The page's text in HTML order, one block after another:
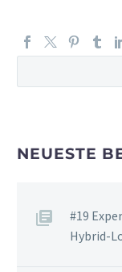
NEUESTE
#19
Hybrid-